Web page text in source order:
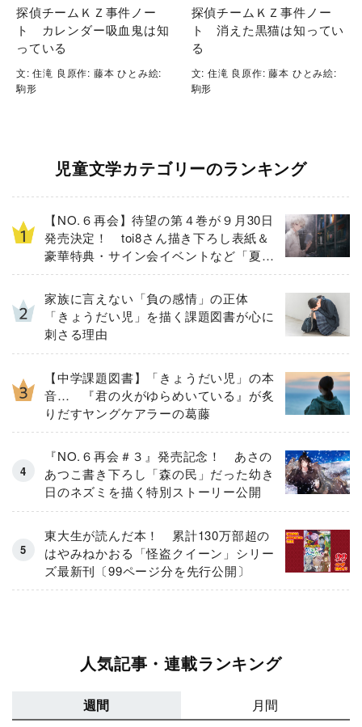
探偵チームＫＺ事件ノー
ト カレンダー吸血鬼は知
っている
文: 住滝 良原作: 藤本 ひとみ絵:
駒形
探偵チームＫＺ事件ノー
ト 消えた黒猫は知ってい
る
文: 住滝 良原作: 藤本 ひとみ絵:
駒形
児童文学カテゴリーのランキング
【NO.６再会】待望の第４巻が９月30日
発売決定！ toi8さん描き下ろし表紙＆
豪華特典・サイン会イベントなど「夏の
３大ニュース」を一挙解禁！
家族に言えない「負の感情」の正体
「きょうだい児」を描く課題図書が心に
刺さる理由
【中学課題図書】「きょうだい児」の本
音… 『君の火がゆらめいている』が炙
りだすヤングケアラーの葛藤
『NO.６再会＃３』発売記念！ あさの
あつこ書き下ろし「森の民」だった幼き
日のネズミを描く特別ストーリー公開
東大生が読んだ本！ 累計130万部超の
はやみねかおる「怪盗クイーン」シリー
ズ最新刊〔99ページ分を先行公開〕
人気記事・連載ランキング
週間 月間